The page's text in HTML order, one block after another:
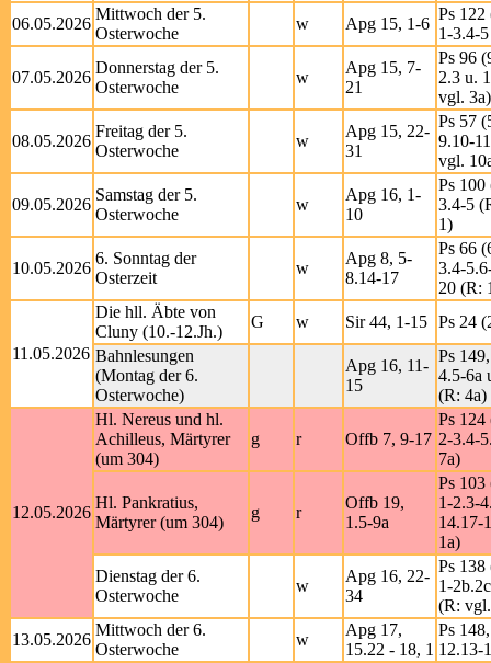
06.05.2026
Mittwoch der 5.
Osterwoche
w Apg 15, 1-6
Ps 122
1-3.4-
07.05.2026
Donnerstag der 5.
Osterwoche
w
Apg 15, 7-
21
Ps 96
2.3 u.
vgl. 3a)
08.05.2026
Freitag der 5.
Osterwoche
w
Apg 15, 22-
31
Ps 57
9.10-
vgl.
09.05.2026
Samstag der 5.
Osterwoche
w
Apg 16, 1-
10
Ps 100
3.4-5
1)
10.05.2026
6. Sonntag der
Osterzeit
w
Apg 8, 5-
8.14-17
Ps 66
3.4-
20 (R:
11.05.2026
Die hll. Äbte von
Cluny (10.-12.Jh.)
G w Sir 44, 1-15 Ps 24
Bahnlesungen
(Montag der 6.
Osterwoche)
Apg 16, 11-
15
Ps
4.5-6a
(R: 4a)
12.05.2026
Hl. Nereus und hl.
Achilleus, Märtyrer
(um 304)
g r Offb 7, 9-17
Ps 124
2-3.4-
7a)
Hl. Pankratius,
Märtyrer (um 304)
g r
Offb 19,
1.5-9a
Ps 103
1-2.3-
14.17-
1a)
Dienstag der 6.
Osterwoche
w
Apg 16, 22-
34
Ps 138
1-
(R:
13.05.2026
Mittwoch der 6.
Osterwoche
w
Apg 17,
15.22 - 18, 1
Ps
12.13-